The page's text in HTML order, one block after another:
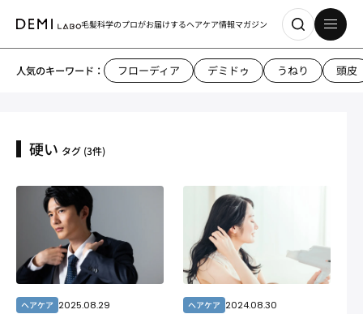
毛髪科学のプロがお届けするヘアケア情報マガジン
人気のキーワード： フローディア デミドゥ うねり 頭皮
硬い タグ (3件)
ヘアケア 2025.08.29 ヘアケア 2024.08.30